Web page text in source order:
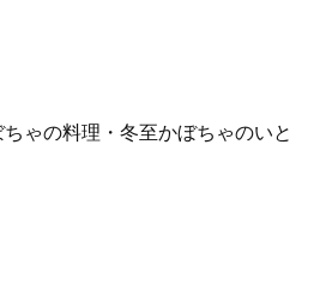
ゃの料理・冬至かぼちゃのいと